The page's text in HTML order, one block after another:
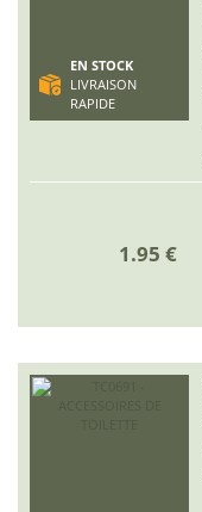
EN STOCK
LIVRAISON
RAPIDE
1.95 €